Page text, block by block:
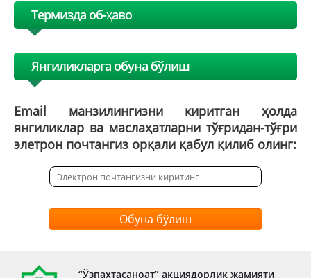
Термизда об-ҳаво
Янгиликларга обуна бўлиш
Email манзилингизни киритган ҳолда
янгиликлар ва маслаҳатларни тўғридан-тўғри
элетрон почтангиз орқали қабул қилиб олинг:
Обуна бўлиш
“Ўзпахтасаноат” акциядорлик жамияти